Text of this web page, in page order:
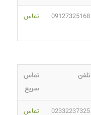
09127325168 تماس
تلفن
تماس
سریع
02332237325 تماس